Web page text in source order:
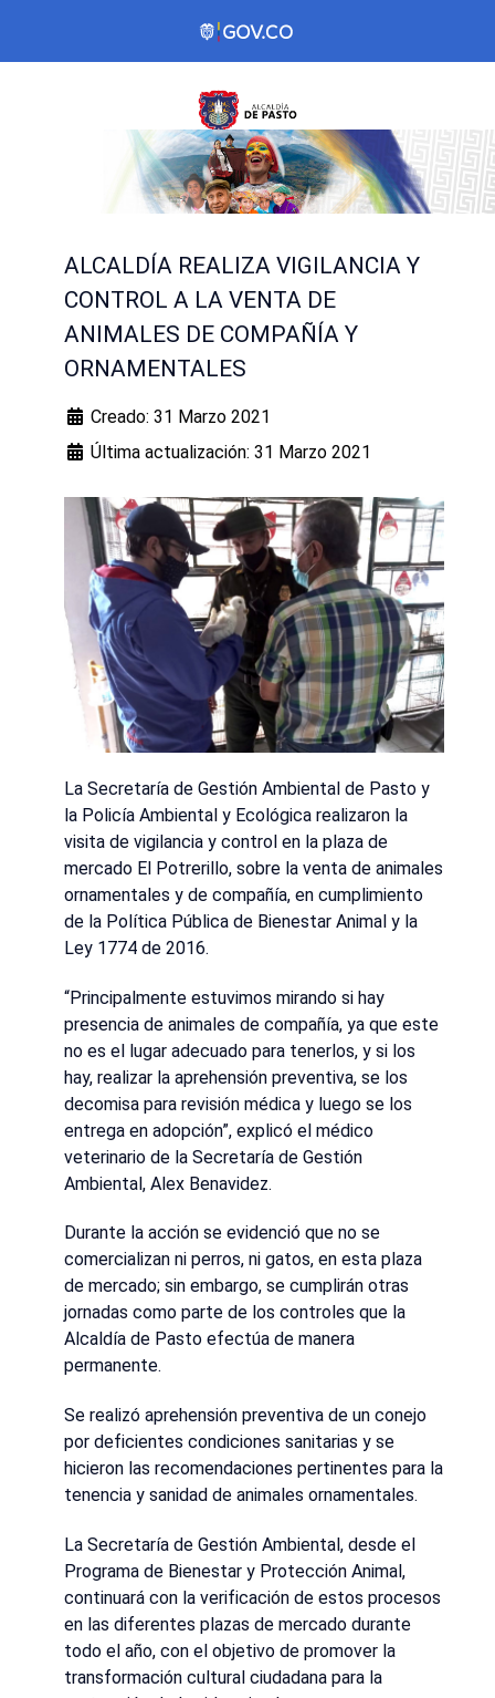
ALCALDÍA REALIZA VIGILANCIA Y
CONTROL A LA VENTA DE
ANIMALES DE COMPAÑÍA Y
ORNAMENTALES
Creado: 31 Marzo 2021
Última actualización: 31 Marzo 2021
La Secretaría de Gestión Ambiental de Pasto y
la Policía Ambiental y Ecológica realizaron la
visita de vigilancia y control en la plaza de
mercado El Potrerillo, sobre la venta de animales
ornamentales y de compañía, en cumplimiento
de la Política Pública de Bienestar Animal y la
Ley 1774 de 2016.
“Principalmente estuvimos mirando si hay
presencia de animales de compañía, ya que este
no es el lugar adecuado para tenerlos, y si los
hay, realizar la aprehensión preventiva, se los
decomisa para revisión médica y luego se los
entrega en adopción”, explicó el médico
veterinario de la Secretaría de Gestión
Ambiental, Alex Benavidez.
Durante la acción se evidenció que no se
comercializan ni perros, ni gatos, en esta plaza
de mercado; sin embargo, se cumplirán otras
jornadas como parte de los controles que la
Alcaldía de Pasto efectúa de manera
permanente.
Se realizó aprehensión preventiva de un conejo
por deficientes condiciones sanitarias y se
hicieron las recomendaciones pertinentes para la
tenencia y sanidad de animales ornamentales.
La Secretaría de Gestión Ambiental, desde el
Programa de Bienestar y Protección Animal,
continuará con la verificación de estos procesos
en las diferentes plazas de mercado durante
todo el año, con el objetivo de promover la
transformación cultural ciudadana para la